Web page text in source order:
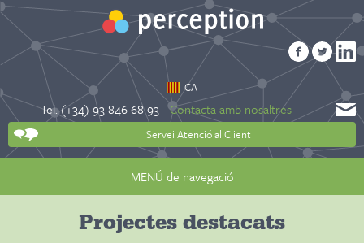
CA
Tel. (+34) 93 846 68 93 -Contacta amb nosaltres
Servei Atenció al Client
MENÚ de navegació
Projectes destacats